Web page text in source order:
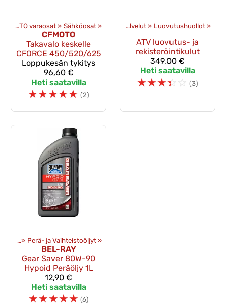
CFMOTO varaosat ‪» Sähköosat ‪»
CFMOTO
Takavalo keskelle
CFORCE 450/520/625
Loppukesän tykitys
96,60 €
Heti saatavilla
☆☆☆☆☆ (2)
Tuotteet Palvelut ‪» Luovutushuollot ‪»
ATV luovutus- ja
rekisteröintikulut
349,00 €
Heti saatavilla
☆☆☆☆ ☆ (3)
‪» Perä- ja Vaihteistoöljyt ‪»
BEL-RAY
Gear Saver 80W-90
Hypoid Peräöljy 1L
12,90 €
Heti saatavilla
☆☆☆☆☆ (6)